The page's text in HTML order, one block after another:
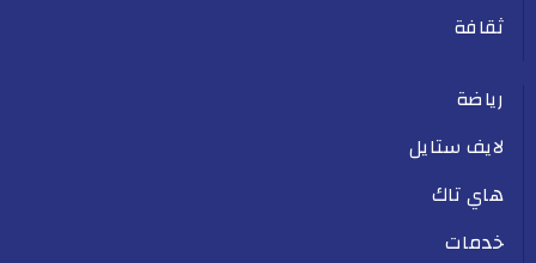
ثقافة
رياضة
لايف ستايل
هاي تاك
خدمات